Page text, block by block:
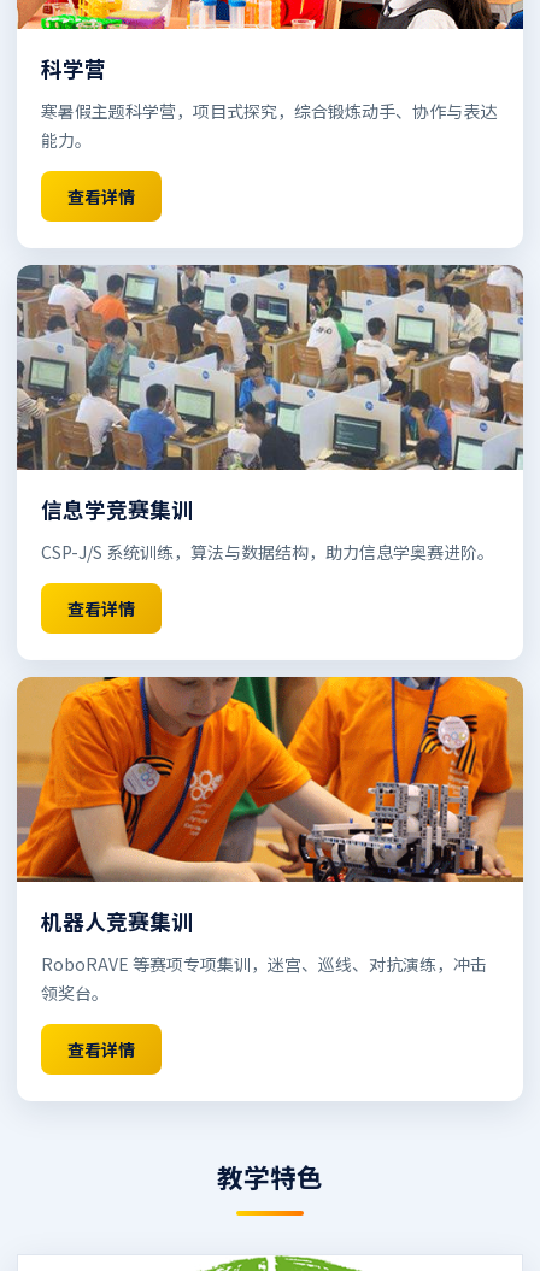
科学营
寒暑假主题科学营，项目式探究，综合锻炼动手、协作与表达
能力。
查看详情
信息学竞赛集训
CSP-J/S 系统训练，算法与数据结构，助力信息学奥赛进阶。
查看详情
机器人竞赛集训
RoboRAVE 等赛项专项集训，迷宫、巡线、对抗演练，冲击
领奖台。
查看详情
教学特色